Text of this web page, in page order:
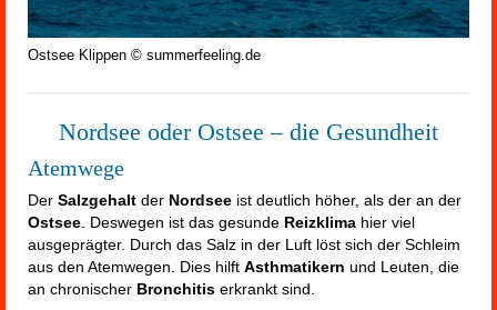
Ostsee Klippen © summerfeeling.de
Nordsee oder Ostsee – die Gesundheit
Atemwege
Der Salzgehalt der Nordsee ist deutlich höher, als der an der
Ostsee . Deswegen ist das gesunde Reizklima hier viel
ausgeprägter. Durch das Salz in der Luft löst sich der Schleim
aus den Atemwegen. Dies hilft Asthmatikern und Leuten, die
an chronischer Bronchitis erkrankt sind.